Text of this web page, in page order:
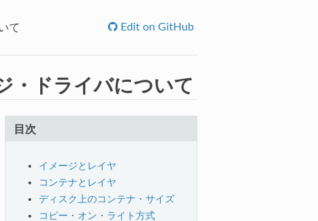
て Edit on GitHub
・ドライバについて
目次
イメージとレイヤ
コンテナとレイヤ
ディスク上のコンテナ・サイズ
コピー・オン・ライト方式